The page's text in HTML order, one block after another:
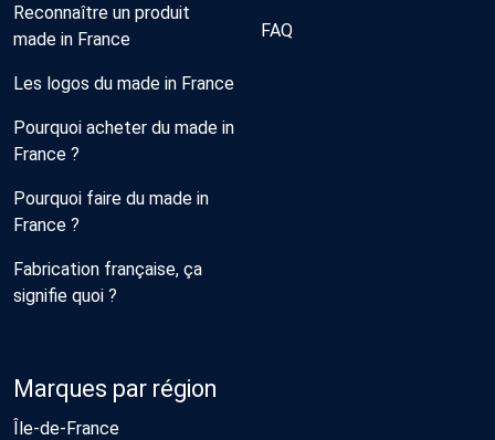
Reconnaître un produit
made in France
Les logos du made in France
Pourquoi acheter du made in
France ?
Pourquoi faire du made in
France ?
Fabrication française, ça
signifie quoi ?
FAQ
Marques par région
Île-de-France